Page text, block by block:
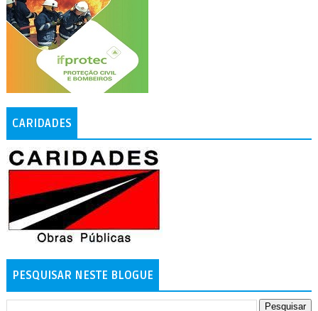
CARIDADES
PESQUISAR NESTE BLOGUE